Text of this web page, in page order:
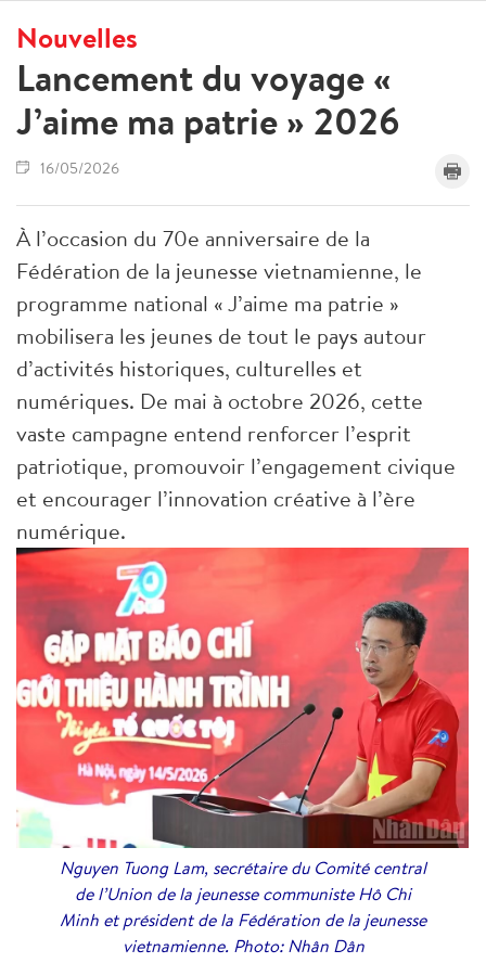
Nouvelles
Lancement du voyage «
J’aime ma patrie » 2026
16/05/2026
À l’occasion du 70e anniversaire de la
Fédération de la jeunesse vietnamienne, le
programme national « J’aime ma patrie »
mobilisera les jeunes de tout le pays autour
d’activités historiques, culturelles et
numériques. De mai à octobre 2026, cette
vaste campagne entend renforcer l’esprit
patriotique, promouvoir l’engagement civique
et encourager l’innovation créative à l’ère
numérique.
Nguyen Tuong Lam, secrétaire du Comité central
de l’Union de la jeunesse communiste Hô Chi
Minh et président de la Fédération de la jeunesse
vietnamienne. Photo: Nhân Dân